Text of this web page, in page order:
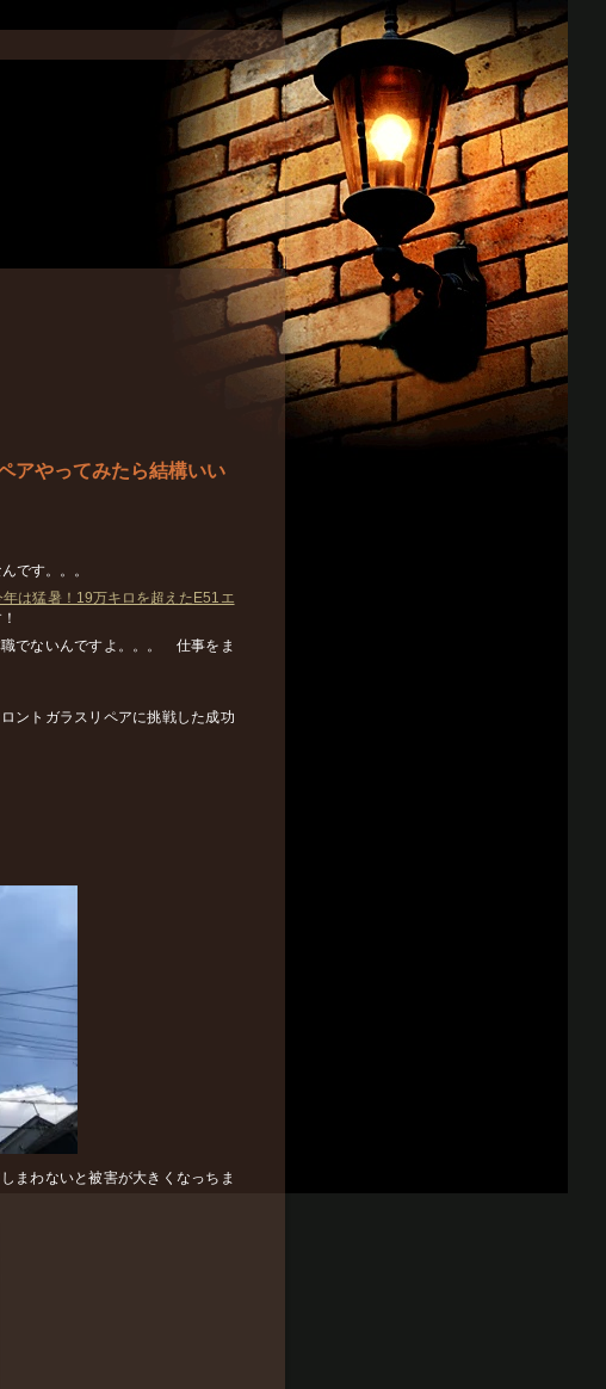
アやってみたら結構いい
です。。。
年は猛暑！19万キロを超えたE51エ
でないんですよ。。。 仕事をま
ントガラスリペアに挑戦した成功
まわないと被害が大きくなっちま